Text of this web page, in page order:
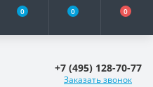
0 0 0
+7 (495) 128-70-77
Заказать звонок